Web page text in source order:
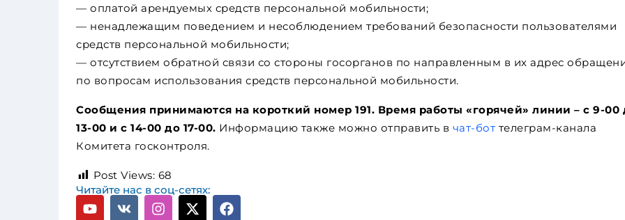
— оплатой арендуемых средств персональной мобильности;
— ненадлежащим поведением и несоблюдением требований безопасности пользователями
средств персональной мобильности;
— отсутствием обратной связи со стороны госорганов по направленным в их адрес
по вопросам использования средств персональной мобильности.
Сообщения принимаются на короткий номер 191. Время работы «горячей» линии – с 9-00
13-00 и с 14-00 до 17-00. Информацию также можно отправить в чат-бот телеграм-канала
Комитета госконтроля.
Post Views: 68
Читайте нас в соц-сетях: